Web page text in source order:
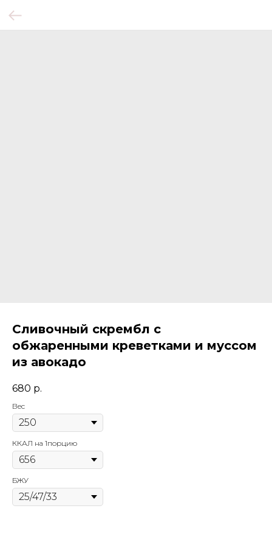
Сливочный скрембл с
обжаренными креветками и муссом
из авокадо
680 р.
Вес
ККАЛ на 1порцию
БЖУ